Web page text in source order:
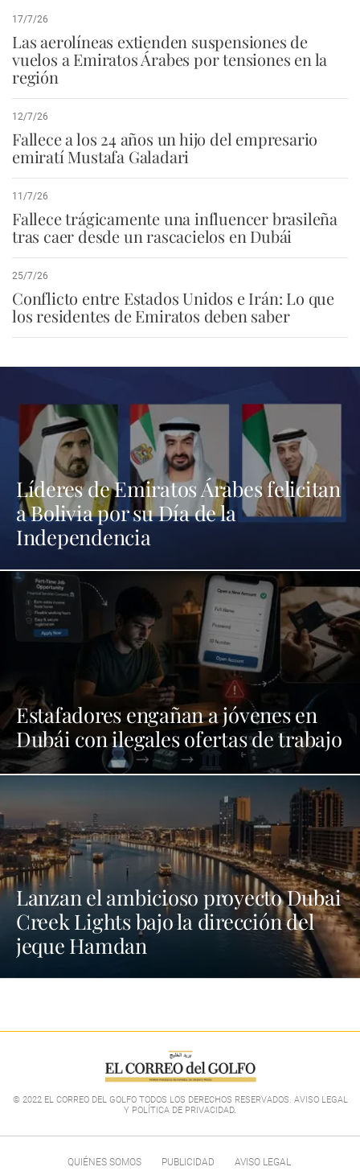
17/7/26
Las aerolíneas extienden suspensiones de
vuelos a Emiratos Árabes por tensiones en la
región
12/7/26
Fallece a los 24 años un hijo del empresario
emiratí Mustafa Galadari
11/7/26
Fallece trágicamente una influencer brasileña
tras caer desde un rascacielos en Dubái
25/7/26
Conflicto entre Estados Unidos e Irán: Lo que
los residentes de Emiratos deben saber
Líderes de Emiratos Árabes felicitan
a Bolivia por su Día de la
Independencia
Estafadores engañan a jóvenes en
Dubái con ilegales ofertas de trabajo
Lanzan el ambicioso proyecto Dubai
Creek Lights bajo la dirección del
jeque Hamdan
© 2022 EL CORREO DEL GOLFO TODOS LOS DERECHOS RESERVADOS. AVISO LEGAL
Y POLÍTICA DE PRIVACIDAD.
QUIÉNES SOMOS PUBLICIDAD AVISO LEGAL